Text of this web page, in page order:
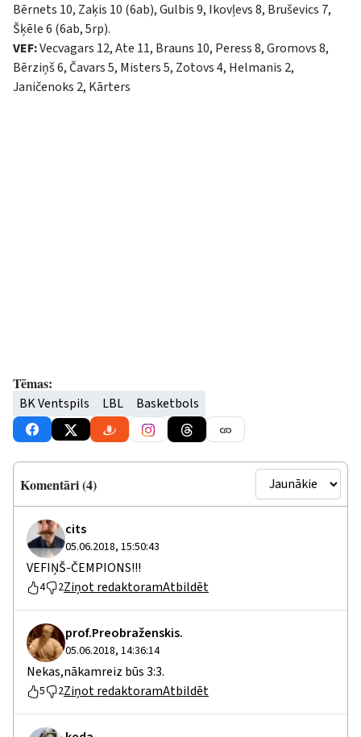
Bērnets 10, Zaķis 10 (6ab), Gulbis 9, Ikovļevs 8, Bruševics 7,
Šķēle 6 (6ab, 5rp).
VEF:Vecvagars 12, Ate 11, Brauns 10, Peress 8, Gromovs 8,
Bērziņš 6, Čavars 5, Misters 5, Zotovs 4, Helmanis 2,
Janičenoks 2, Kārters
Tēmas:
BK Ventspils LBL Basketbols
Komentāri (4)
cits
05.06.2018, 15:50:43
VEFIŅŠ-ČEMPIONS!!!
4 2Ziņot redaktoramAtbildēt
prof.Preobraženskis.
05.06.2018, 14:36:14
Nekas,nākamreiz būs 3:3.
5 2Ziņot redaktoramAtbildēt